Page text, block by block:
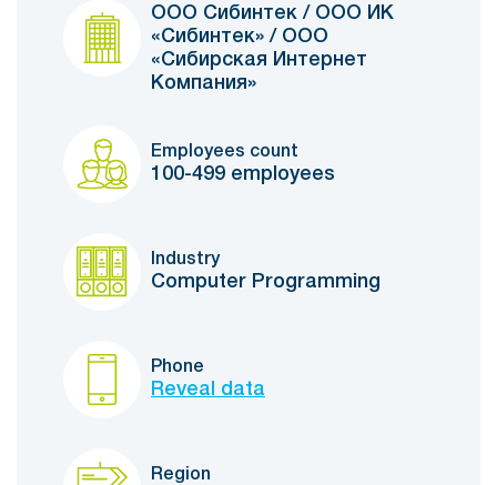
ООО Сибинтек / ООО ИК
«Сибинтек» / ООО
«Сибирская Интернет
Компания»
Employees count
100-499 employees
Industry
Computer Programming
Phone
Reveal data
Region